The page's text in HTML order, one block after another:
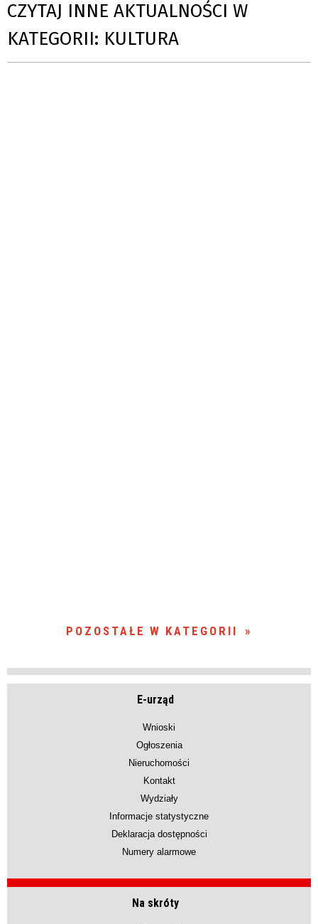
CZYTAJ INNE AKTUALNOŚCI W
KATEGORII: KULTURA
POZOSTAŁE W KATEGORII
E-urząd
Wnioski
Ogłoszenia
Nieruchomości
Kontakt
Wydziały
Informacje statystyczne
Deklaracja dostępności
Numery alarmowe
Na skróty